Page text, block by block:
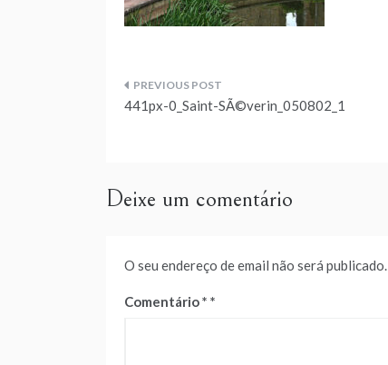
Navegação
441px-0_Saint-SÃ©verin_050802_1
Deixe um comentário
O seu endereço de email não será publicado.
Comentário*